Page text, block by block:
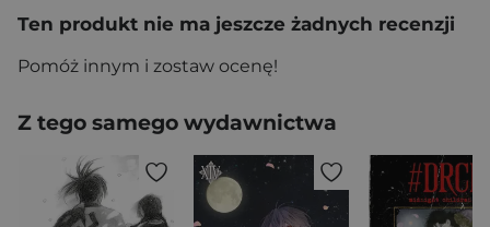
Ten produkt nie ma jeszcze żadnych recenzji
Pomóż innym i zostaw ocenę!
Z tego samego wydawnictwa